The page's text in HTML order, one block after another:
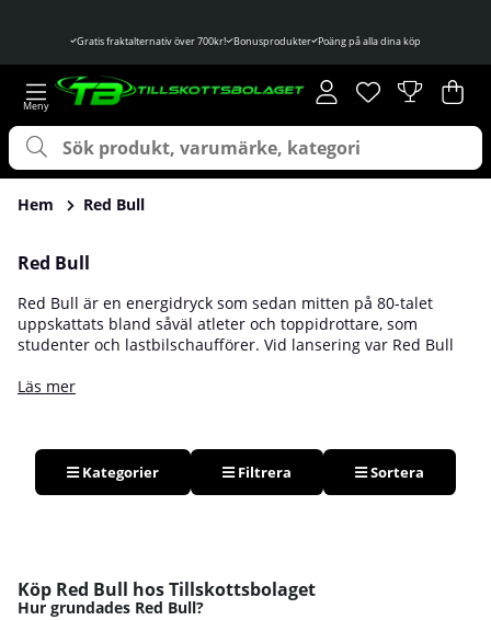
Gratis fraktalternativ över 700kr! Bonusprodukter Poäng på alla dina köp
Önskelista
Antal i
. .
Hem Red Bull
Red Bull
Red Bull är en energidryck som sedan mitten på 80-talet
uppskattats bland såväl atleter och toppidrottare, som
studenter och lastbilschaufförer. Vid lansering var Red Bull
sig stor över hela världen och är numera inte bara den första,
fitness och idrott. Självklart hittar du Red Bull Energy Drink
hos oss på Tillskottsbolaget!
Läs mer
Kategorier Filtrera Sortera
Köp Red Bull hos Tillskottsbolaget
Hur grundades Red Bull?